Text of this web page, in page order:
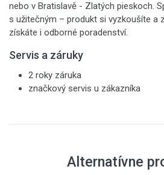
nebo v Bratislavě - Zlatých pieskoch.
s užitečným – produkt si vyzkoušíte a
získáte i odborné poradenství.
Servis a záruky
2 roky záruka
značkový servis u zákazníka
Alternatívne